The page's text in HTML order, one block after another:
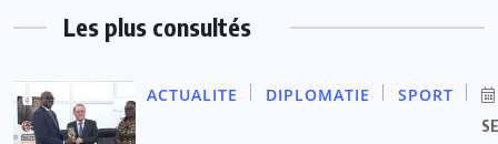
Les plus consultés
ACTUALITE DIPLOMATIE SPORT